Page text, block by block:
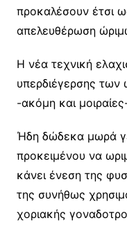
προκαλέσουν έτσι
απελευθέρωση
Η νέα τεχνική
υπερδιέγερσης των
-ακόμη και
Ήδη δώδεκα μωρά
προκειμένου να
κάνει ένεση της
της συνήθως
χοριακής